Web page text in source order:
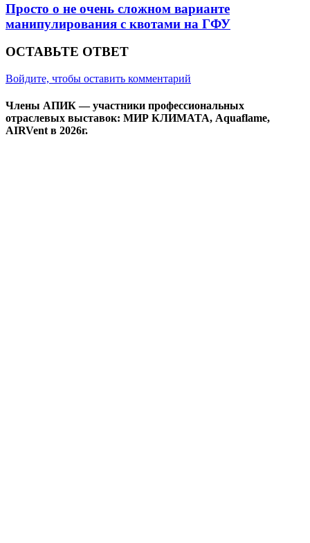
Просто о не очень сложном варианте
манипулирования с квотами на ГФУ
ОСТАВЬТЕ ОТВЕТ
Войдите, чтобы оставить комментарий
Члены АПИК — участники профессиональных
отраслевых выставок: МИР КЛИМАТА, Aquaflame,
AIRVent в 2026г.